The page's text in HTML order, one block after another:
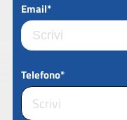
Email*
Telefono*